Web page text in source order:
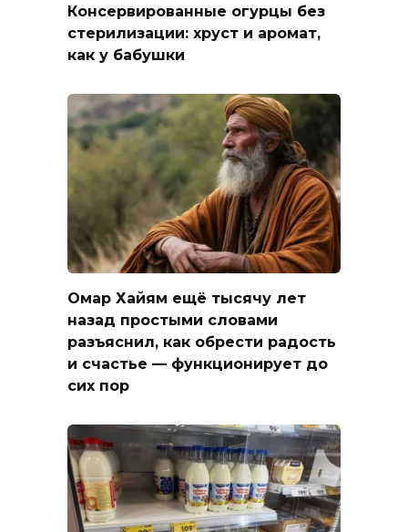
Консервированные огурцы без
стерилизации: хруст и аромат,
как у бабушки
Омар Хайям ещё тысячу лет
назад простыми словами
разъяснил, как обрести радость
и счастье — функционирует до
сих пор